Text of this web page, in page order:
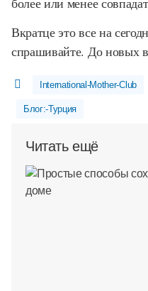
Вкратце это все на
спрашивайте. До новых
International-Mother-Club
Блог:-Турция
Читать ещё